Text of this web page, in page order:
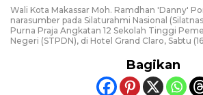
Wali Kota Makassar Moh. Ramdhan 'Danny'
narasumber pada Silaturahmi Nasional
Purna Praja Angkatan 12 Sekolah Tinggi
Negeri (STPDN), di Hotel Grand Claro, Sabtu
Bagikan